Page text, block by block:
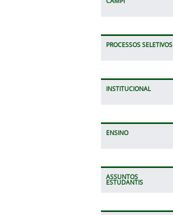
PROCESSOS SELETIVOS
INSTITUCIONAL
ENSINO
ASSUNTOS
ESTUDANTIS